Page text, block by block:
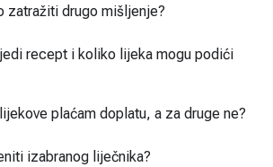
zatražiti drugo mišljenje?
recept i koliko lijeka mogu podići
plaćam doplatu, a za druge ne?
izabranog liječnika?